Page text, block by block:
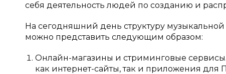
себя деятельность людей по созданию и
На сегодняшний день структуру
можно представить следующим образом:
Онлайн-магазины и стриминговые
как интернет-сайты, так и приложения